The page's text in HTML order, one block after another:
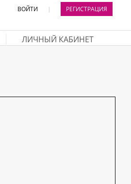
ВОЙТИ | РЕГИСТРАЦИЯ
ЛИЧНЫЙ КАБИНЕТ